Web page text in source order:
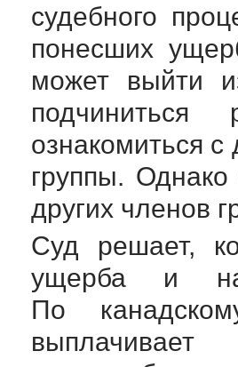
судебного
понесших
может выйти
ознакомиться
группы.
других членов
Суд решает,
ущерба и на
По